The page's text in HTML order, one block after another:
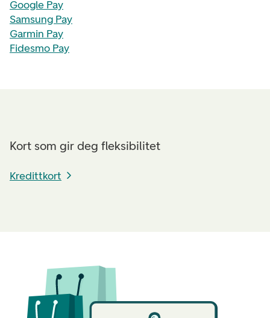
Google Pay
Samsung Pay
Garmin Pay
Fidesmo Pay
Kort som gir deg fleksibilitet
Kredittkort